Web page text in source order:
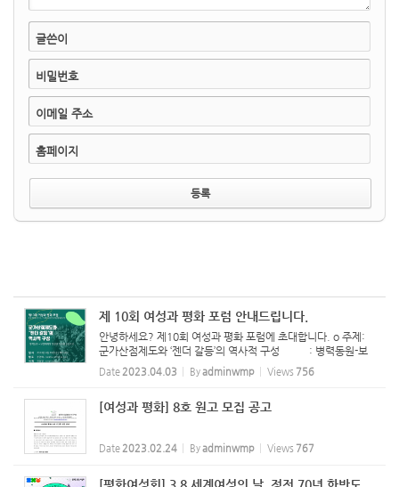
글쓴이
비밀번호
이메일 주소
홈페이지
제 10회 여성과 평화 포럼 안내드립니다.
안녕하세요? 제10회 여성과 평화 포럼에 초대합니다. o 주제:
군가산점제도와 ‘젠더 갈등’의 역사적 구성 : 병력동원-보
상체제의 형성과 동요를 중심으로 o 일시: 2023년 4월 19일
(수) 저녁 8시 o 신청: https://bit.ly/42SSCuS (줌 회의 추후
Date 2023.04.03 Byadminwmp Views 756
[여성과 평화] 8호 원고 모집 공고
Date 2023.02.24 Byadminwmp Views 767